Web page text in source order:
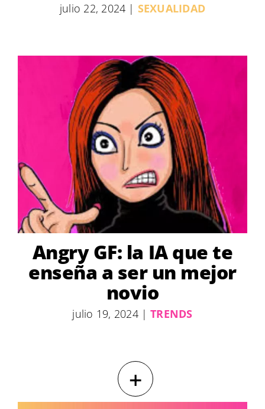
julio 22, 2024 | SEXUALIDAD
Angry GF: la IA que te
enseña a ser un mejor
novio
julio 19, 2024 | TRENDS
+